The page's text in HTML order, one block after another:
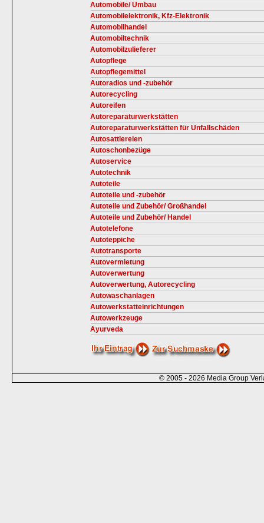
Automobile/ Umbau
Automobilelektronik, Kfz-Elektronik
Automobilhandel
Automobiltechnik
Automobilzulieferer
Autopflege
Autopflegemittel
Autoradios und -zubehör
Autorecycling
Autoreifen
Autoreparaturwerkstätten
Autoreparaturwerkstätten für Unfallschäden
Autosattlereien
Autoschonbezüge
Autoservice
Autotechnik
Autoteile
Autoteile und -zubehör
Autoteile und Zubehör/ Großhandel
Autoteile und Zubehör/ Handel
Autotelefone
Autoteppiche
Autotransporte
Autovermietung
Autoverwertung
Autoverwertung, Autorecycling
Autowaschanlagen
Autowerkstatteinrichtungen
Autowerkzeuge
Ayurveda
© 2005 - 2026 Media Group